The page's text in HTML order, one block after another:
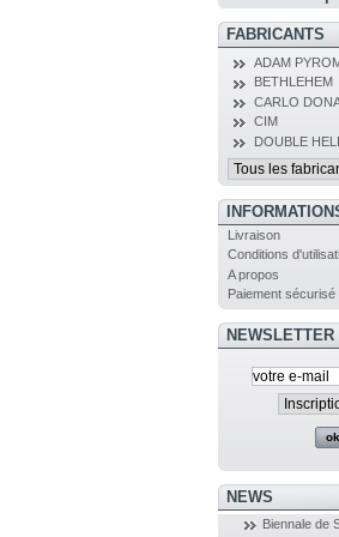
FABRICANTS
ADAM
BETHLEHEM
CARLO
CIM
DOUBLE
Livraison
Conditions
A propos
Paiement sécurisé
NEWSLETTER
NEWS
Biennale de